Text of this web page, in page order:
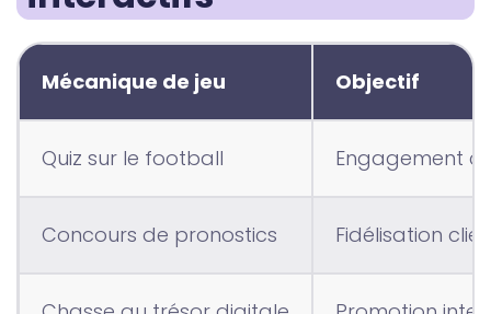
Mécanique de jeu Objectif
Quiz sur le football Engagement
Concours de pronostics Fidélisation